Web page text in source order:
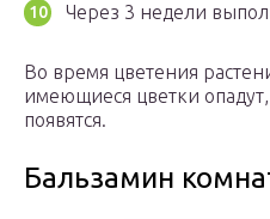
Через 3 недели
Во время цветения
имеющиеся цветки
появятся.
Бальзамин